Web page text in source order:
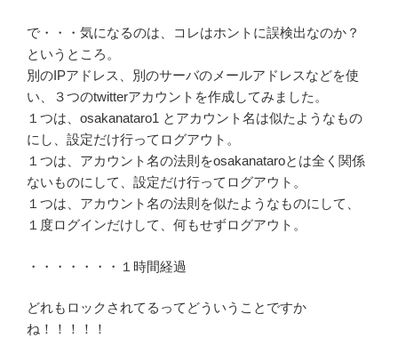
で・・・気になるのは、コレはホントに誤検出なのか？
というところ。
別のIPアドレス、別のサーバのメールアドレスなどを使
い、３つのtwitterアカウントを作成してみました。
１つは、osakanataro1 とアカウント名は似たようなもの
にし、設定だけ行ってログアウト。
１つは、アカウント名の法則をosakanataroとは全く関係
ないものにして、設定だけ行ってログアウト。
１つは、アカウント名の法則を似たようなものにして、
１度ログインだけして、何もせずログアウト。
・・・・・・・１時間経過
どれもロックされてるってどういうことですか
ね！！！！！